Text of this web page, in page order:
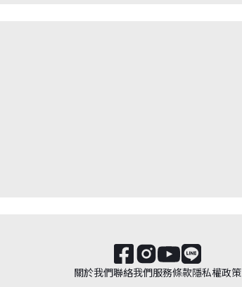
關於我們聯絡我們服務條款隱私權政策